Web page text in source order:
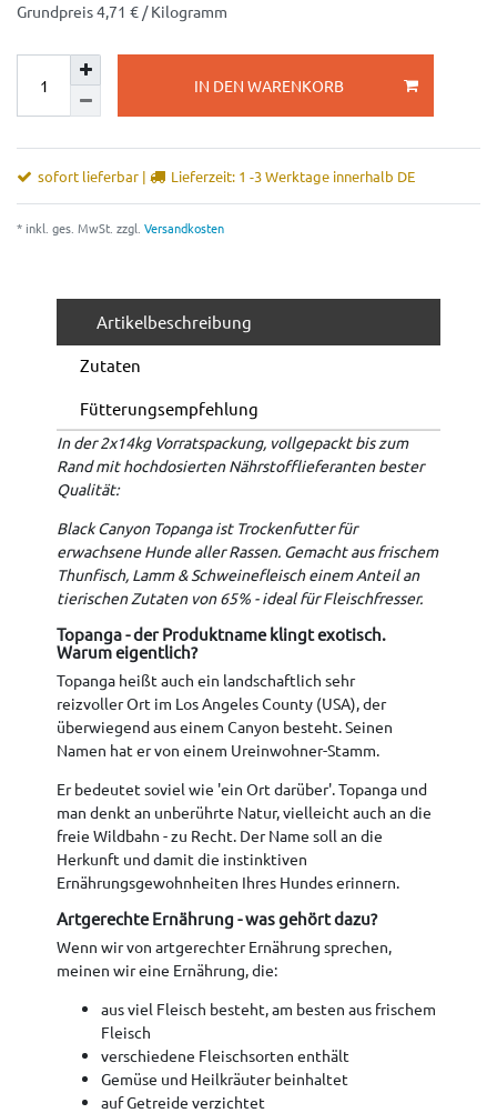
Grundpreis4,71 € / Kilogramm
IN DEN WARENKORB
sofort lieferbar | Lieferzeit: 1 -3 Werktage innerhalb DE
* inkl. ges. MwSt. zzgl. Versandkosten
Artikelbeschreibung
Zutaten
Fütterungsempfehlung
In der 2x14kg Vorratspackung, vollgepackt bis zum
Rand mit hochdosierten Nährstofflieferanten bester
Qualität:
Black Canyon Topanga ist Trockenfutter für
erwachsene Hunde aller Rassen. Gemacht aus frischem
Thunfisch, Lamm & Schweinefleisch einem Anteil an
tierischen Zutaten von 65% - ideal für Fleischfresser.
Topanga - der Produktname klingt exotisch.
Warum eigentlich?
Topanga heißt auch ein landschaftlich sehr
reizvoller Ort im Los Angeles County (USA), der
überwiegend aus einem Canyon besteht. Seinen
Namen hat er von einem Ureinwohner-Stamm.
Er bedeutet soviel wie 'ein Ort darüber'. Topanga und
man denkt an unberührte Natur, vielleicht auch an die
freie Wildbahn - zu Recht. Der Name soll an die
Herkunft und damit die instinktiven
Ernährungsgewohnheiten Ihres Hundes erinnern.
Artgerechte Ernährung - was gehört dazu?
Wenn wir von artgerechter Ernährung sprechen,
meinen wir eine Ernährung, die:
aus viel Fleisch besteht, am besten aus frischem
Fleisch
verschiedene Fleischsorten enthält
Gemüse und Heilkräuter beinhaltet
auf Getreide verzichtet